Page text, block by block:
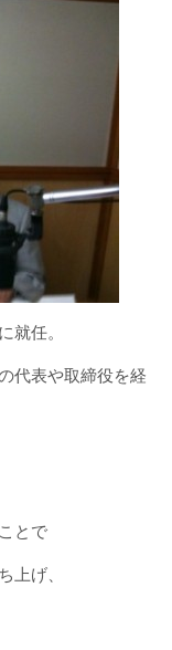
就任。
代表や取締役を経
とで
上げ、